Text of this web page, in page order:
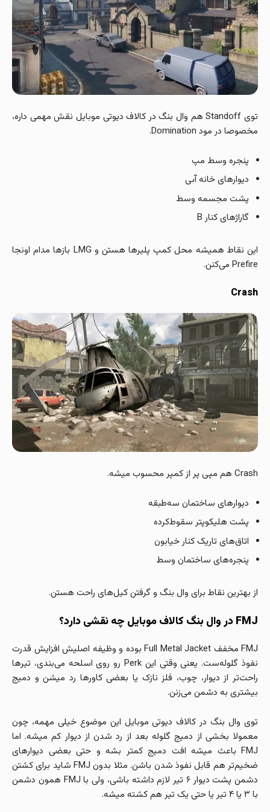
توی Standoff هم وال بنگ در کالاف دیوتی موبایل نقش مهمی داره،
مخصوصا در مود Domination.
پنجره وسط مپ
دیوارهای خانه آبی
پشت مجسمه وسط
گاراژهای کنار B
این نقاط همیشه محل کمپ پلیرها هستن و LMG بازها مدام اونجا
Prefire می‌کنن.
Crash
Crash هم مپی پر از کمپر محسوب میشه.
دیوارهای ساختمان سه‌طبقه
پشت هلیکوپتر سقوط‌کرده
اتاق‌های تاریک کنار خیابون
پنجره‌های ساختمان وسط
از بهترین نقاط برای وال بنگ و گرفتن کیل‌های راحت هستن.
FMJ در وال بنگ کالاف موبایل چه نقشی دارد؟
FMJ مخفف Full Metal Jacket بوده و وظیفه اصلیش افزایش قدرت
نفوذ گلوله‌ست. یعنی وقتی این Perk رو روی اسلحه می‌بندی، تیرها
راحت‌تر از دیوار، چوب، فلز نازک یا بعضی کاورها رد میشن و دمیج
بیشتری به دشمن می‌زنن.
توی وال بنگ در کالاف دیوتی موبایل این موضوع خیلی مهمه، چون
معمولا بخشی از دمیج گلوله بعد از رد شدن از دیوار کم میشه. اما
FMJ باعث میشه افت دمیج کمتر بشه و حتی بعضی دیوارهای
ضخیم‌تر هم قابل نفوذ شدن باشن. مثلا بدون FMJ شاید برای کشتن
دشمن پشت دیوار ۶ تیر لازم داشته باشی، ولی با FMJ همون دشمن
با ۳ یا ۴ تیر یا حتی یک تیر هم کشته میشه.